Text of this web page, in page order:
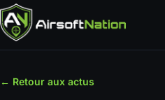
← Retour aux actus